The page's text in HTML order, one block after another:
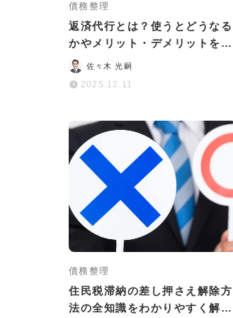
債務整理
返済代行とは？使うとどうなる
かやメリット・デメリットをわ
かりやすく解説
佐々木 光嗣
2025.12.11
債務整理
住民税滞納の差し押さえ解除方
法の全知識をわかりやすく解説